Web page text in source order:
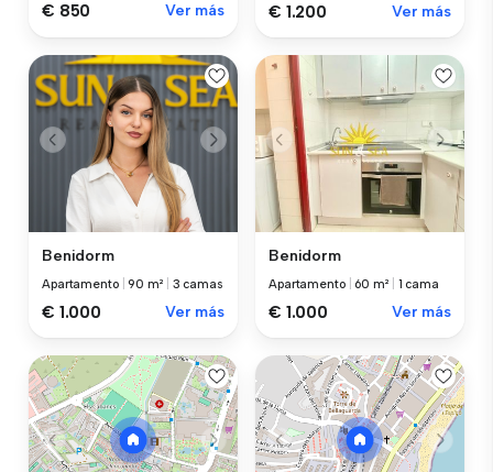
€ 850 Ver más € 1.200 Ver más
Benidorm
Apartamento |90 m² 3 camas
€ 1.000 Ver más
Benidorm
Apartamento 60 m² 1 cama
€ 1.000 Ver más